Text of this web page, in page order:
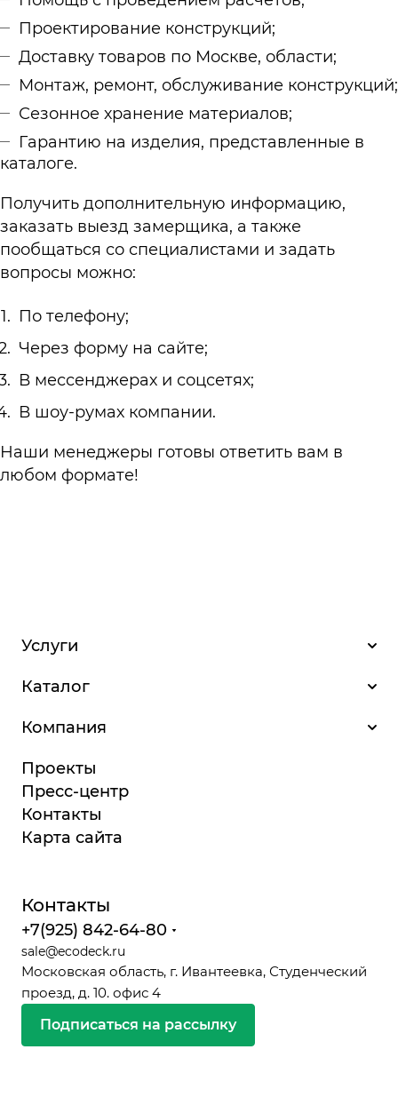
Проектирование конструкций;
Доставку товаров по Москве, области;
Монтаж, ремонт, обслуживание конструкций;
Сезонное хранение материалов;
Гарантию на изделия, представленные в
каталоге.
Получить дополнительную информацию,
заказать выезд замерщика, а также
пообщаться со специалистами и задать
вопросы можно:
По телефону;
Через форму на сайте;
В мессенджерах и соцсетях;
В шоу-румах компании.
Наши менеджеры готовы ответить вам в
любом формате!
Услуги
Каталог
Компания
Проекты
Пресс-центр
Контакты
Карта сайта
Контакты
+7(925) 842-64-80
sale@ecodeck.ru
Московская область, г. Ивантеевка, Студенческий
проезд, д. 10. офис 4
Подписаться на рассылку